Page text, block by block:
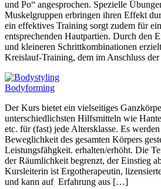
und Po“ angesprochen. Spezielle
Muskelgruppen erbringen ihren Effekt
ein effektives Training sorgt zudem für
entsprechenden Hautpartien. Durch den
und kleineren Schrittkombinationen
Kreislauf-Training, dem im Anschluss
Bodyforming
Der Kurs bietet ein vielseitiges
unterschiedlichsten Hilfsmitteln wie
etc. für (fast) jede Altersklasse. Es
Beweglichkeit des gesamten Körpers
Leistungsfähgkeit. erhalten/erhöht. Die
der Räumlichkeit begrenzt, der Einstieg
Kursleiterin ist Ergotherapeutin,
und kann auf Erfahrung aus […]